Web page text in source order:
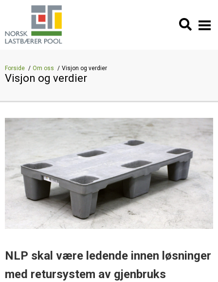
Forside Om oss Visjon og verdier
Visjon og verdier
NLP skal være ledende innen løsninger
med retursystem av gjenbruks